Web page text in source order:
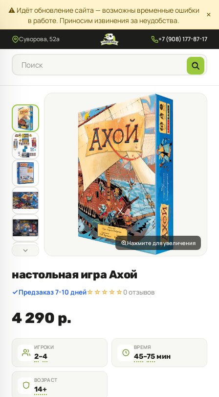
⚠️ Идёт обновление сайта — возможны временные ошибки
в работе. Приносим извинения за неудобства.
×
Суворова, 52а +7 (908) 177-87-17
Нажмите для увеличения
настольная игра Ахой
Предзаказ 7-10 дней☆☆☆☆☆0 отзывов
4 290 р.
ИГРОКИ
2–4
ВРЕМЯ
45–75мин
ВОЗРАСТ
14+